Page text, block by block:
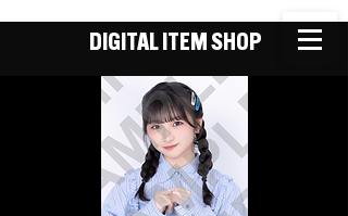
DIGITAL ITEM SHOP